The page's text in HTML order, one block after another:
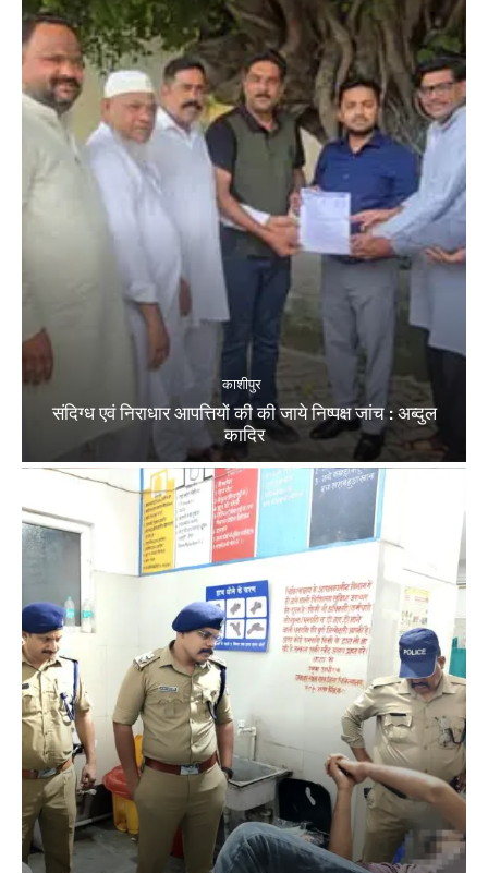
काशीपुर
संदिग्ध एवं निराधार आपत्तियों की की जाये निष्पक्ष जांच : अब्दुल
कादिर